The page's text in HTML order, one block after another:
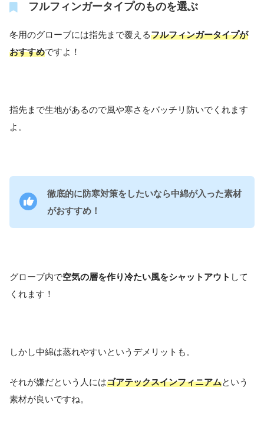
フルフィンガータイプのものを選ぶ
冬用のグローブには指先まで覆えるフルフィンガータイプが
おすすめですよ！
指先まで生地があるので風や寒さをバッチリ防いでくれます
よ。
徹底的に防寒対策をしたいなら中綿が入った素材
がおすすめ！
グローブ内で空気の層を作り冷たい風をシャットアウト して
くれます！
しかし中綿は蒸れやすいというデメリットも。
それが嫌だという人にはゴアテックスインフィニアムという
素材が良いですね。